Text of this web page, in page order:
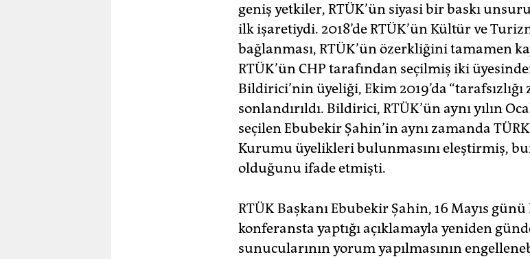
geniş yetkiler, RTÜK’ün siyasi bir baskı
ilk işaretiydi. 2018’de RTÜK’ün Kültür ve
bağlanması, RTÜK’ün özerkliğini tamamen
RTÜK’ün CHP tarafından seçilmiş iki
Bildirici’nin üyeliği, Ekim 2019’da
sonlandırıldı. Bildirici, RTÜK’ün aynı yılın
seçilen Ebubekir Şahin’in aynı zamanda
Kurumu üyelikleri bulunmasını eleştirmiş,
olduğunu ifade etmişti.
RTÜK Başkanı Ebubekir Şahin, 16 Mayıs günü
konferansta yaptığı açıklamayla yeniden
sunucularının yorum yapılmasının